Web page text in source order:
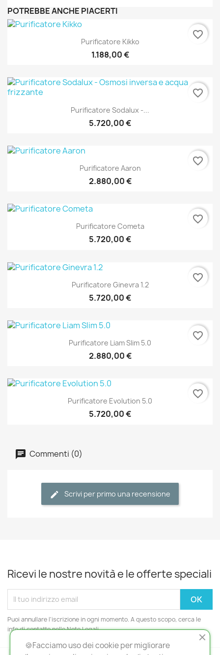
POTREBBE ANCHE PIACERTI
Purificatore Kikko
1.188,00 €
favorite_border
Purificatore Sodalux -...
5.720,00 €
favorite_border
Purificatore Aaron
2.880,00 €
favorite_border
Purificatore Cometa
5.720,00 €
favorite_border
Purificatore Ginevra 1.2
5.720,00 €
favorite_border
Purificatore Liam Slim 5.0
2.880,00 €
favorite_border
Purificatore Evolution 5.0
5.720,00 €
favorite_border
Commenti (0)
Scrivi per primo una recensione
Ricevi le nostre novità e le offerte speciali
Puoi annullare l'iscrizione in ogni momento. A questo scopo, cerca le
info di contatto nelle Note Legali.
🍪Facciamo uso dei cookie per migliorare